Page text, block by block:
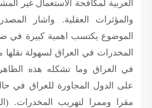
العربية لمكافحة الاستعمال غير
والمؤثرات العقلية. واشار
الموضوع يكتسب اهمية كبيرة في
المخدرات في العراق لسهولة نقلها
في العراق وما تشكله هذه
على الدول المجاورة للعراق في
مقرا وممرا لتهريب المخدرات.